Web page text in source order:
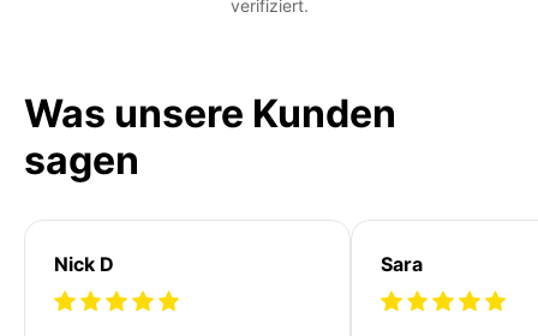
verifiziert.
Was unsere Kunden
sagen
Nick D Sara